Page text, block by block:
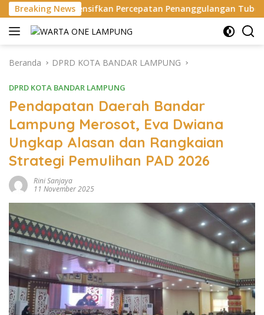
Langsung
ke
konten
Breaking News
Percepatan Penanggulangan Tuberkulosis di
Beranda DPRD KOTA BANDAR LAMPUNG
DPRD KOTA BANDAR LAMPUNG
Pendapatan Daerah Bandar
Lampung Merosot, Eva Dwiana
Ungkap Alasan dan Rangkaian
Strategi Pemulihan PAD 2026
Rini Sanjaya
11 November 2025